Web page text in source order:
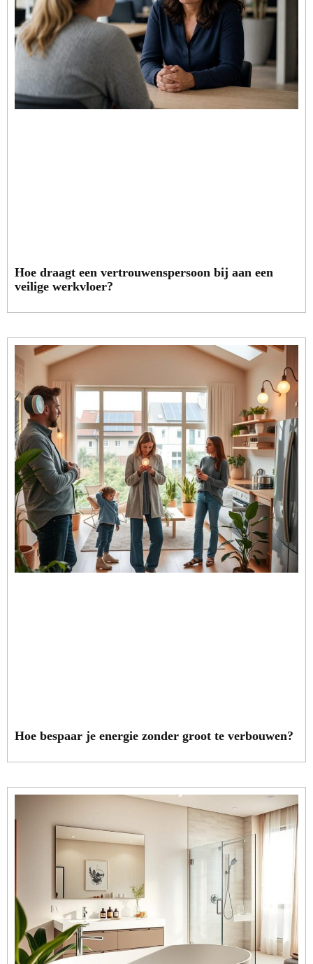
Hoe draagt een vertrouwenspersoon bij aan een
veilige werkvloer?
Hoe bespaar je energie zonder groot te verbouwen?